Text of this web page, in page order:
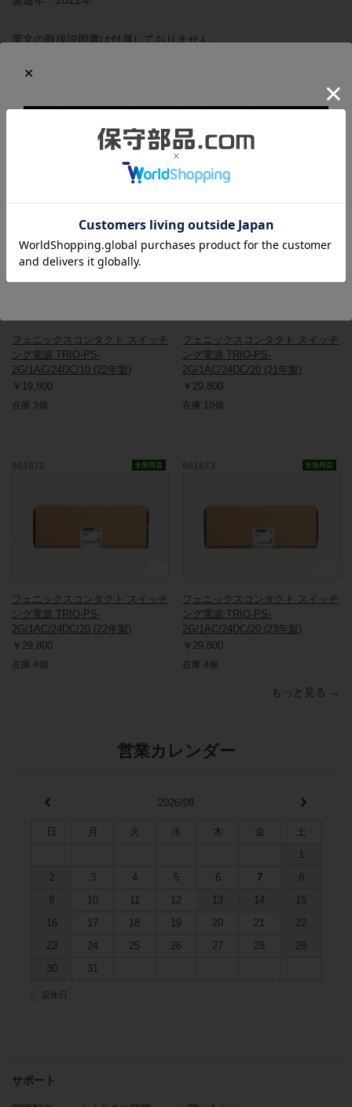
英文の取扱説明書は付属しておりません。
梱包箱にはキズや汚れがありますが、本体は未使用品のため、新
この商品と同一型番の商品
801869
フェニックスコンタクト スイッチ
ング電源 TRIO-PS-
2G/1AC/24DC/10 (22年製)
￥19,800
在庫 3個
801871
フェニックスコンタクト スイッチ
ング電源 TRIO-PS-
2G/1AC/24DC/20 (21年製)
￥29,800
在庫 10個
フェニックスコンタクト スイッチ
ング電源 TRIO-PS-
2G/1AC/24DC/20 (22年製)
￥29,800
在庫 4個
フェニックスコンタクト スイッチ
ング電源 TRIO-PS-
2G/1AC/24DC/20 (23年製)
￥29,800
在庫 4個
もっと見る →
営業カレンダー
2026/08
日 月 火 水 木 金
1
2
3 4 5 6 7
8
9
10 11 12 13 14
15
16
17 18 19 20 21
22
23
24 25 26 27 28
29
30
31
定休日
サポート